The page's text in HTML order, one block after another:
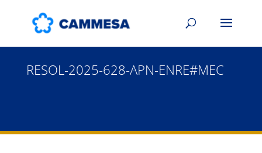
RESOL-2025-628-APN-ENRE#MEC